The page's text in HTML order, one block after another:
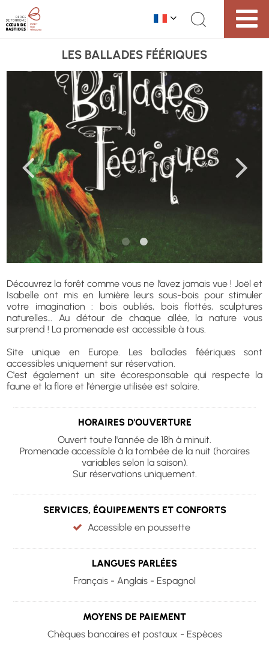
LES BALLADES FÉÉRIQUES
Découvrez la forêt comme vous ne l’avez jamais vue ! Joël et
Isabelle ont mis en lumière leurs sous-bois pour stimuler
votre imagination : bois oubliés, bois flottés, sculptures
naturelles… Au détour de chaque allée, la nature vous
surprend ! La promenade est accessible à tous.
Site unique en Europe. Les ballades féériques sont
accessibles uniquement sur réservation.
C'est également un site écoresponsable qui respecte la
faune et la flore et l'énergie utilisée est solaire.
HORAIRES D'OUVERTURE
Ouvert toute l'année de 18h à minuit.
Promenade accessible à la tombée de la nuit (horaires
variables selon la saison).
Sur réservations uniquement.
SERVICES, ÉQUIPEMENTS ET CONFORTS
Accessible en poussette
LANGUES PARLÉES
Français - Anglais - Espagnol
MOYENS DE PAIEMENT
Chèques bancaires et postaux - Espèces